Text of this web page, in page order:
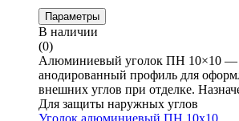
Параметры
В наличии
(0)
Алюминиевый уголок ПН 10×10
анодированный профиль для
внешних углов при отделке.
Для защиты наружных углов
Уголок алюминиевый ПН 10х10